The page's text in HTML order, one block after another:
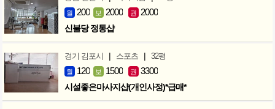
월 200 보 2000 권 2000
신불당 정통샵
경기 김포시 | 스포츠 | 32평
월 120 보 1500 권 3300
시설좋은마사지샵(개인사정)*급매*